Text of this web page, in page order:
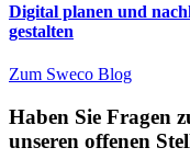
Digital planen und
gestalten
Zum Sweco Blog
Haben Sie Fragen
unseren offenen